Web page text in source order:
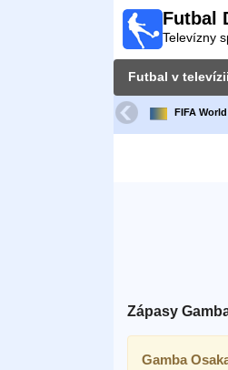
Futbal
Televízny
Futbal v televízii
FIFA
Zápasy
Gamba